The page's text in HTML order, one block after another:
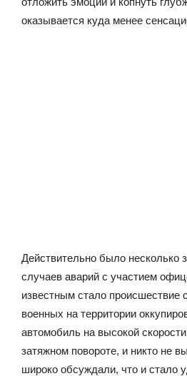
оказывается куда менее
Действительно было несколько
случаев аварий с участием
известным стало происшествие
военных на территории
автомобиль на высокой
затяжном повороте, и никто не
широко обсуждали, что и стало